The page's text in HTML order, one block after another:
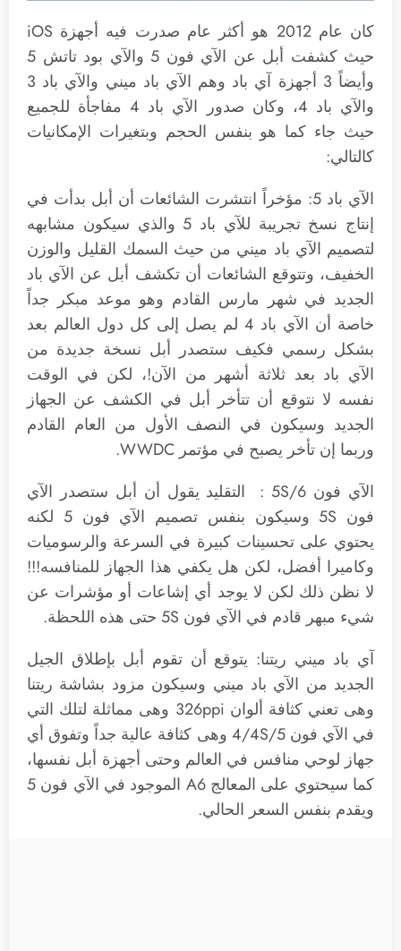
كان عام 2012 هو أكثر عام صدرت فيه أجهزة iOS
حيث كشفت أبل عن الآي فون 5 والآي بود تاتش 5
وأيضاً 3 أجهزة آي باد وهم الآي باد ميني والآي باد 3
والآي باد 4، وكان صدور الآي باد 4 مفاجأة للجميع
حيث جاء كما هو بنفس الحجم وبتغيرات الإمكانيات
كالتالي:
الآي باد 5: مؤخراً انتشرت الشائعات أن أبل بدأت في
إنتاج نسخ تجريبة للآي باد 5 والذي سيكون مشابهه
لتصميم الآي باد ميني من حيث السمك القليل والوزن
الخفيف، وتتوقع الشائعات أن تكشف أبل عن الآي باد
الجديد في شهر مارس القادم وهو موعد مبكر جداً
خاصة أن الآي باد 4 لم يصل إلى كل دول العالم بعد
بشكل رسمي فكيف ستصدر أبل نسخة جديدة من
الآي باد بعد ثلاثة أشهر من الآن!، لكن في الوقت
نفسه لا نتوقع أن تتأخر أبل في الكشف عن الجهاز
الجديد وسيكون في النصف الأول من العام القادم
وربما إن تأخر يصبح في مؤتمر WWDC.
الآي فون 5S/6 : التقليد يقول أن أبل ستصدر الآي
فون 5S وسيكون بنفس تصميم الآي فون 5 لكنه
يحتوي على تحسينات كبيرة في السرعة والرسوميات
وكاميرا أفضل، لكن هل يكفي هذا الجهاز للمنافسه!!!
لا نظن ذلك لكن لا يوجد أي إشاعات أو مؤشرات عن
شيء مبهر قادم في الآي فون 5S حتى هذه اللحظة.
آي باد ميني ريتنا: يتوقع أن تقوم أبل بإطلاق الجيل
الجديد من الآي باد ميني وسيكون مزود بشاشة ريتنا
وهى تعني كثافة ألوان 326ppi وهى مماثلة لتلك التي
في الآي فون 4/4S/5 وهى كثافة عالية جداً وتفوق أي
جهاز لوحي منافس في العالم وحتى أجهزة أبل نفسها،
كما سيحتوي على المعالج A6 الموجود في الآي فون 5
ويقدم بنفس السعر الحالي.